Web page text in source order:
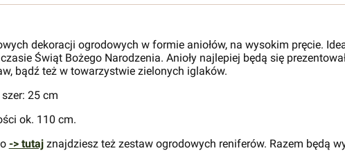
dekoracji ogrodowych w formie aniołów, na wysokim pręcie.
Świąt Bożego Narodzenia. Anioły najlepiej będą się
bądź też w towarzystwie zielonych iglaków.
25 cm
ok. 110 cm.
-> tutaj znajdziesz też zestaw ogrodowych reniferów. Razem będą